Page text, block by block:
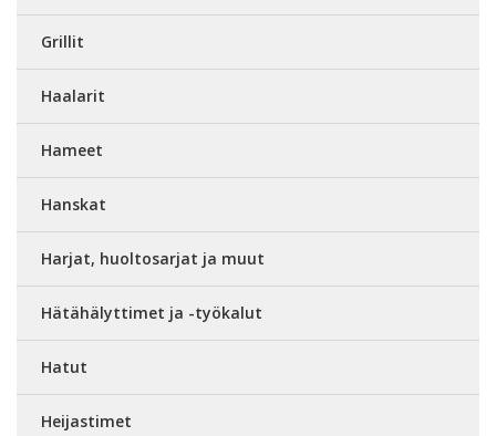
Grillit
Haalarit
Hameet
Hanskat
Harjat, huoltosarjat ja muut
Hätähälyttimet ja -työkalut
Hatut
Heijastimet